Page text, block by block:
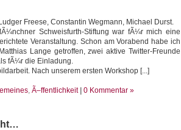
Freese, Constantin Wegmann, Michael Durst.
Schweisfurth-Stiftung war fÃ¼r mich eine
Veranstaltung. Schon am Vorabend habe ich
Lange getroffen, zwei aktive Twitter-Freunde
fÃ¼r die Einladung.
Nach unserem ersten Workshop [...]
, Ã–ffentlichkeit 0 Kommentar »